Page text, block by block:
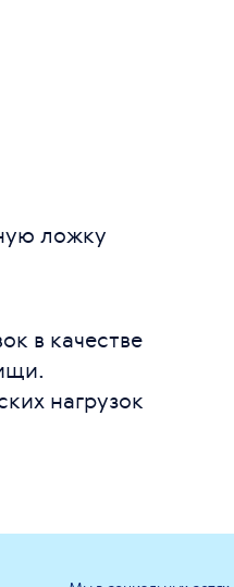
ложку
в качестве
нагрузок